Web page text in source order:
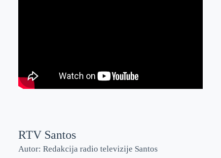
RTV Santos
Autor: Redakcija radio televizije Santos